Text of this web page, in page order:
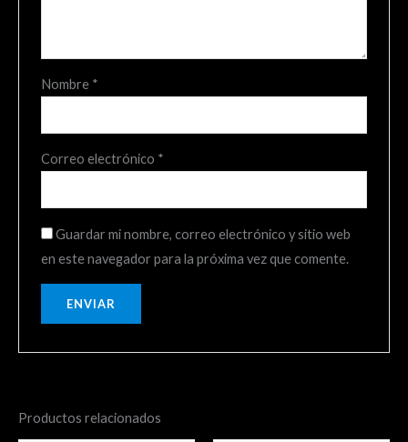
Nombre *
Correo electrónico *
Guardar mi nombre, correo electrónico y sitio web
en este navegador para la próxima vez que comente.
Productos relacionados